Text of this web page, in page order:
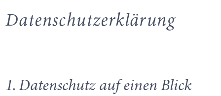
impressum
Datenschutz­erklärung
1. Datenschutz auf einen Blick